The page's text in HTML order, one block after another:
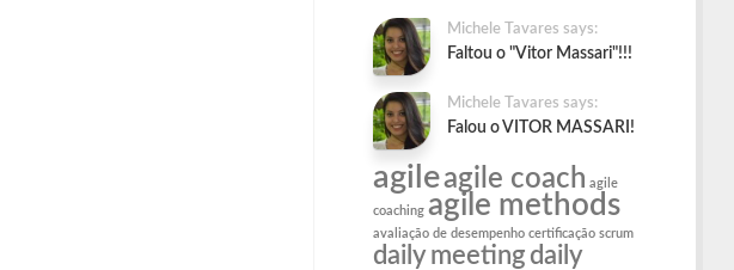
Michele Tavares says:
Faltou o "Vitor Massari"!!!
Michele Tavares says:
Falou o VITOR MASSARI!
agileagile coach agile
coaching agile methods
avaliação de desempenho certificação scrum
daily meeting daily